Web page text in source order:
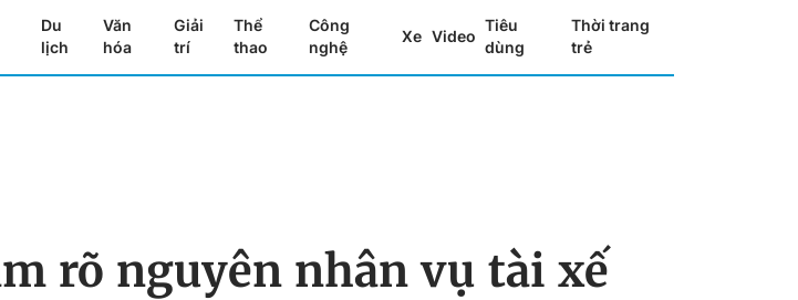
Du
lịch
Văn
hóa
Giải
trí
Thể
thao
Công
nghệ
Xe Video
Tiêu
dùng
Thời trang
trẻ
rõ nguyên nhân vụ tài xế